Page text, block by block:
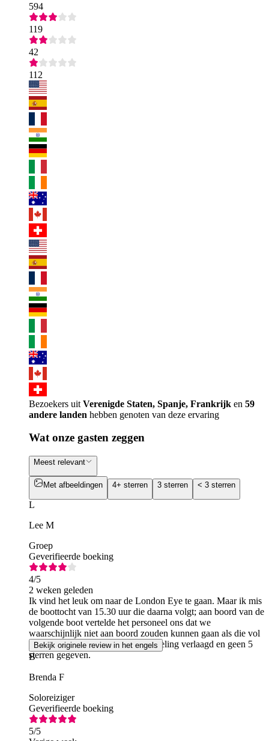
594
119
42
112
Bezoekers uit Verenigde Staten, Spanje, Frankrijk en 59
andere landen hebben genoten van deze ervaring
Wat onze gasten zeggen
Meest relevant
Met afbeeldingen 4+ sterren 3 sterren < 3 sterren
L
Lee M
Groep
Geverifieerde boeking
4/5
2 weken geleden
Ik vind het leuk om naar de London Eye te gaan. Maar ik mis
de boottocht van 15.30 uur die daarna volgt; aan boord van de
volgende boot vertelde het personeel ons dat we
waarschijnlijk niet aan boord zouden kunnen gaan als die vol
zou zijn. Daarom heb ik de beoordeling verlaagd en geen 5
sterren gegeven.
Bekijk originele review in het engels
B
Brenda F
Soloreiziger
Geverifieerde boeking
5/5